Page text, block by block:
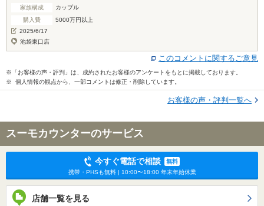
家族構成
カップル
購入費
5000万円以上
2025/6/17
池袋東口店
このコメントに関するご意見
※「お客様の声・評判」は、成約されたお客様のアンケートをもとに掲載しております。
※ 個人情報の観点から、一部コメントは修正・削除しています。
お客様の声・評判一覧へ
スーモカウンターのサービス
今すぐ電話で相談
無料
携帯・PHSも無料 | 10:00〜18:00 年末年始休業
店舗一覧を見る